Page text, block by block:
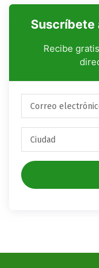
Suscríbete
Recibe